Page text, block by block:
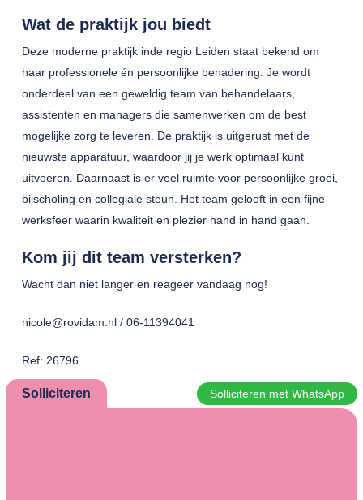
Wat de praktijk jou biedt
Deze moderne praktijk inde regio Leiden staat bekend om
haar professionele én persoonlijke benadering. Je wordt
onderdeel van een geweldig team van behandelaars,
assistenten en managers die samenwerken om de best
mogelijke zorg te leveren. De praktijk is uitgerust met de
nieuwste apparatuur, waardoor jij je werk optimaal kunt
uitvoeren. Daarnaast is er veel ruimte voor persoonlijke groei,
bijscholing en collegiale steun. Het team gelooft in een fijne
werksfeer waarin kwaliteit en plezier hand in hand gaan.
Kom jij dit team versterken?
Wacht dan niet langer en reageer vandaag nog!
nicole@rovidam.nl / 06-11394041
Ref: 26796
Solliciteren Solliciteren met WhatsApp